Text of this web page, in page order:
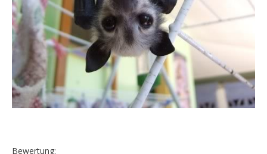
Bewertung: